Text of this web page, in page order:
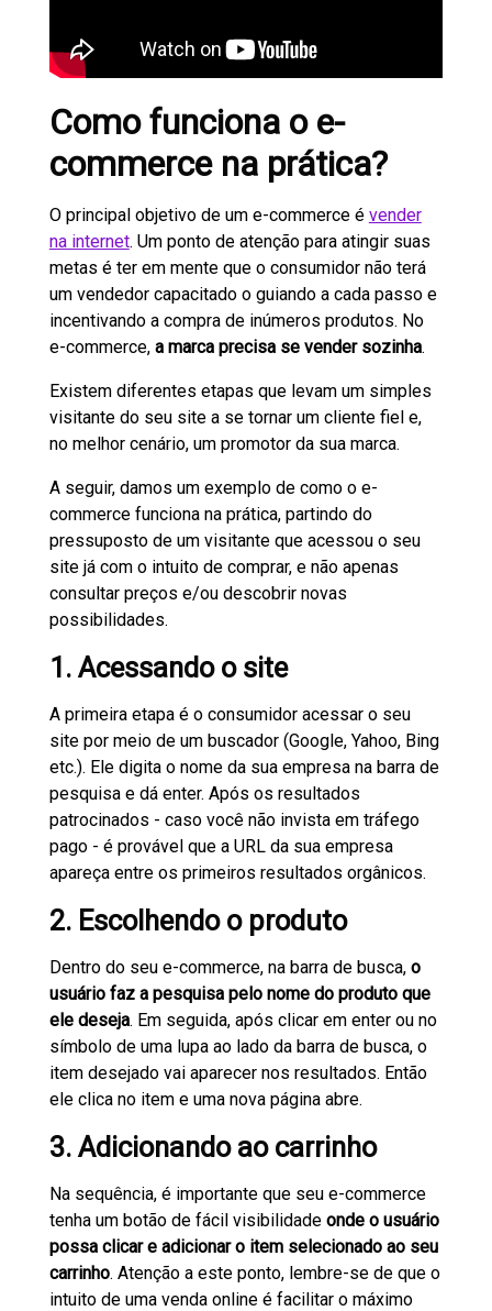
Como funciona o e-
commerce na prática?
O principal objetivo de um e-commerce é vender
na internet. Um ponto de atenção para atingir suas
metas é ter em mente que o consumidor não terá
um vendedor capacitado o guiando a cada passo e
incentivando a compra de inúmeros produtos. No
e-commerce, a marca precisa se vender sozinha.
Existem diferentes etapas que levam um simples
visitante do seu site a se tornar um cliente fiel e,
no melhor cenário, um promotor da sua marca.
A seguir, damos um exemplo de como o e-
commerce funciona na prática, partindo do
pressuposto de um visitante que acessou o seu
site já com o intuito de comprar, e não apenas
consultar preços e/ou descobrir novas
possibilidades.
1. Acessando o site
A primeira etapa é o consumidor acessar o seu
site por meio de um buscador (Google, Yahoo, Bing
etc.). Ele digita o nome da sua empresa na barra de
pesquisa e dá enter. Após os resultados
patrocinados - caso você não invista em tráfego
pago - é provável que a URL da sua empresa
apareça entre os primeiros resultados orgânicos.
2. Escolhendo o produto
Dentro do seu e-commerce, na barra de busca, o
usuário faz a pesquisa pelo nome do produto que
ele deseja. Em seguida, após clicar em enter ou no
símbolo de uma lupa ao lado da barra de busca, o
item desejado vai aparecer nos resultados. Então
ele clica no item e uma nova página abre.
3. Adicionando ao carrinho
Na sequência, é importante que seu e-commerce
tenha um botão de fácil visibilidade onde o usuário
possa clicar e adicionar o item selecionado ao seu
carrinho. Atenção a este ponto, lembre-se de que o
intuito de uma venda online é facilitar o máximo